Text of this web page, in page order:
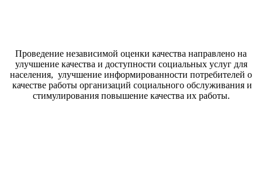
Проведение независимой оценки качества направлено на
улучшение качества и доступности социальных услуг для
населения, улучшение информированности потребителей о
качестве работы организаций социального обслуживания и
стимулирования повышение качества их работы.